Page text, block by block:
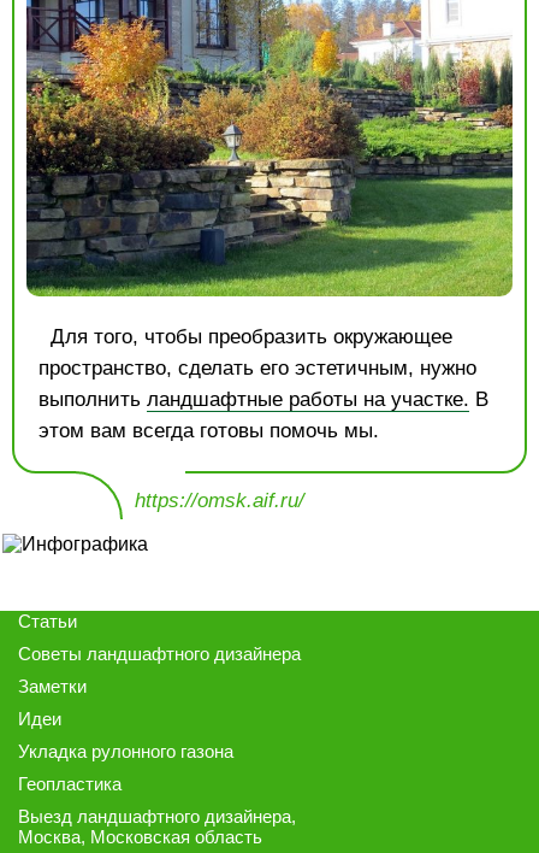
Для того, чтобы преобразить окружающее
пространство, сделать его эстетичным, нужно
выполнить ландшафтные работы на участке. В
этом вам всегда готовы помочь мы.
https://omsk.aif.ru/
Статьи
Советы ландшафтного дизайнера
Заметки
Идеи
Укладка рулонного газона
Геопластика
Выезд ландшафтного дизайнера,
Москва, Московская область